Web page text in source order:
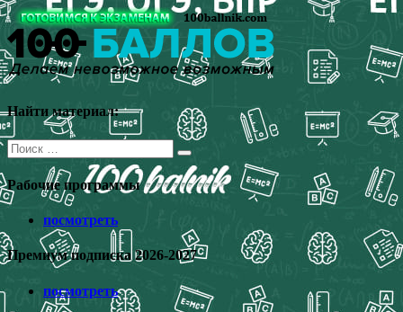
Перейти
к
содержимому
Найти материал:
Поиск
для:
Рабочие программы
посмотреть
Премиум подписка 2026-2027
посмотреть